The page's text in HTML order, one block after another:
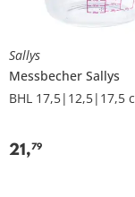
Sallys
Messbecher Sallys
BHL 17,5|12,5|17,5
21,79